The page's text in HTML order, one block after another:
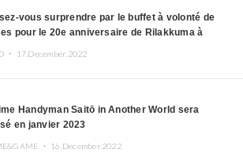
vous surprendre par le buffet à volonté de
pour le 20e anniversaire de Rilakkuma à
・ 17.December.2022
Handyman Saitō in Another World sera
en janvier 2023
・ 16.December.2022